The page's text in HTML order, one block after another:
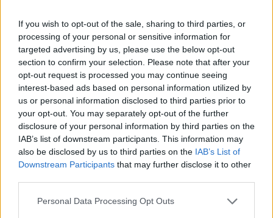
If you wish to opt-out of the sale, sharing to third parties, or
processing of your personal or sensitive information for
targeted advertising by us, please use the below opt-out
section to confirm your selection. Please note that after your
opt-out request is processed you may continue seeing
interest-based ads based on personal information utilized by
us or personal information disclosed to third parties prior to
your opt-out. You may separately opt-out of the further
disclosure of your personal information by third parties on the
IAB’s list of downstream participants. This information may
also be disclosed by us to third parties on the IAB’s List of
Downstream Participants that may further disclose it to other
Please note that this website/app uses one or more Google
Personal Data Processing Opt Outs